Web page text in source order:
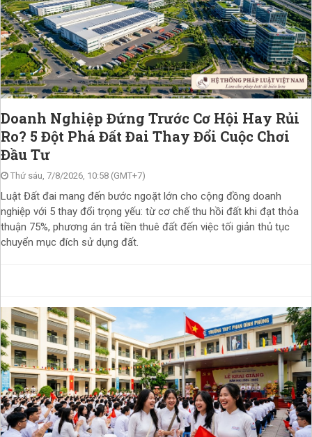
Doanh Nghiệp Đứng Trước Cơ Hội Hay Rủi
Ro? 5 Đột Phá Đất Đai Thay Đổi Cuộc Chơi
Đầu Tư
Thứ sáu, 7/8/2026, 10:58 (GMT+7)
Luật Đất đai mang đến bước ngoặt lớn cho cộng đồng doanh
nghiệp với 5 thay đổi trọng yếu: từ cơ chế thu hồi đất khi đạt thỏa
thuận 75%, phương án trả tiền thuê đất đến việc tối giản thủ tục
chuyển mục đích sử dụng đất.